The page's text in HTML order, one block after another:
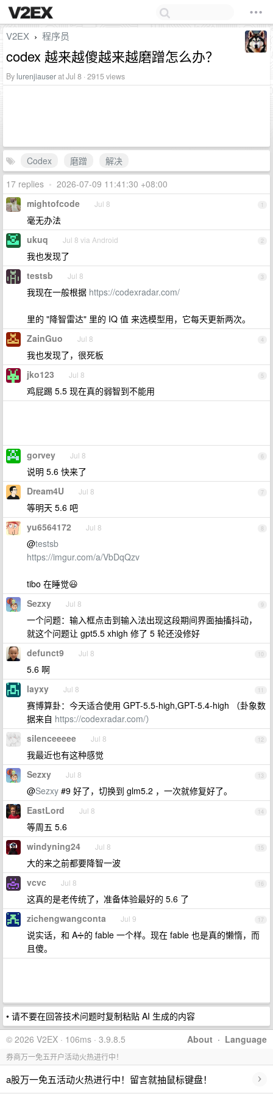
V2EX › 程序员
codex 越来越傻越来越磨蹭怎么办？
By lurenjiauserat Jul 8 · 2915 views
Codex 磨蹭
解决
17 replies • 2026-07-09 11:41:30 +08:00
1
mightofcode Jul 8
毫无办法
2
ukuq Jul 8 via Android
我也发现了
3
testsb Jul 8
我现在一般根据 https://codexradar.com/
里的 "降智雷达" 里的 IQ 值 来选模型用，它每天更新两次。
4
ZainGuo Jul 8
我也发现了，很死板
5
jko123 Jul 8
鸡屁踢 5.5 现在真的弱智到不能用
6
gorvey Jul 8
说明 5.6 快来了
7
Dream4U Jul 8
等明天 5.6 吧
8
yu6564172 Jul 8
@testsb
https://imgur.com/a/VbDqQzv
tibo 在睡觉😃
9
Sezxy Jul 8
一个问题：输入框点击到输入法出现这段期间界面抽搐抖动，
就这个问题让 gpt5.5 xhigh 修了 5 轮还没修好
10
defunct9 Jul 8
5.6 啊
11
layxy Jul 8
赛博算卦：今天适合使用 GPT-5.5-high,GPT-5.4-high （卦象数
据来自 https://codexradar.com/）
12
silenceeeee Jul 8
我最近也有这种感觉
13
Sezxy Jul 8
@Sezxy #9 好了，切换到 glm5.2 ，一次就修复好了。
14
EastLord Jul 8
等周五 5.6
15
windyning24 Jul 8
大的来之前都要降智一波
16
vcvc Jul 8
这真的是老传统了，准备体验最好的 5.6 了
17
zichengwangconta Jul 9
说实话，和 A➗的 fable 一个样。现在 fable 也是真的懒惰，而
且傻。
• 请不要在回答技术问题时复制粘贴 AI 生成的内容
About · Language
© 2026 V2EX · 106ms · 3.9.8.5
券商万一免五开户活动火热进行中！
a股万一免五活动火热进行中！留言就抽鼠标键盘！ ›